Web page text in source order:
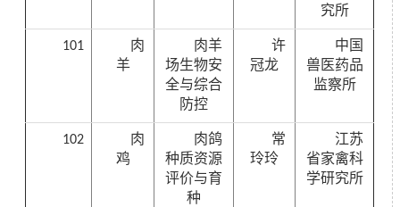
究所
101
肉
羊
肉羊
场生物安
全与综合
防控
许
冠龙
中国
兽医药品
监察所
102
肉
鸡
肉鸽
种质资源
评价与育
种
常
玲玲
江苏
省家禽科
学研究所